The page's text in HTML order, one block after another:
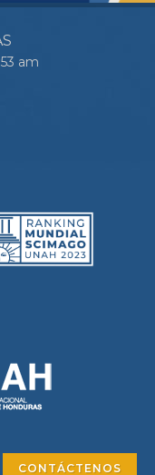
am
CONTÁCTENOS